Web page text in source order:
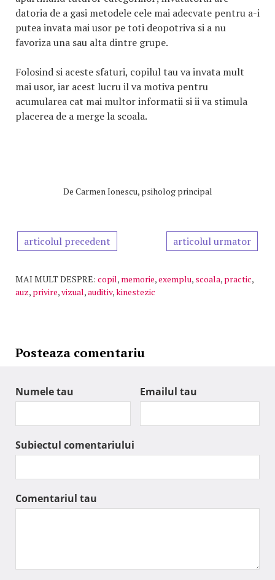
datoria de a gasi metodele cele mai adecvate pentru a-i
putea invata mai usor pe toti deopotriva si a nu
favoriza una sau alta dintre grupe.
Folosind si aceste sfaturi, copilul tau va invata mult
mai usor, iar acest lucru il va motiva pentru
acumularea cat mai multor informatii si ii va stimula
placerea de a merge la scoala.
De Carmen Ionescu, psiholog principal
articolul precedent articolul urmator
MAI MULT DESPRE: copil, memorie,exemplu, scoala, practic,
auz, privire,vizual,auditiv,kinestezic
Posteaza comentariu
Numele tau Emailul tau
Subiectul comentariului
Comentariul tau